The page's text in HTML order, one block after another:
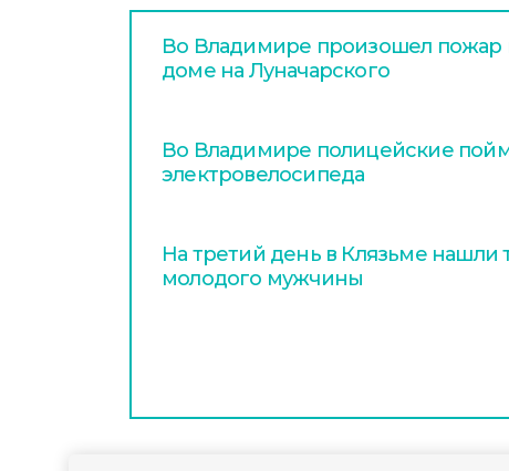
Во Владимире произошел пожар
доме на Луначарского
Во Владимире полицейские
электровелосипеда
На третий день в Клязьме нашли
молодого мужчины